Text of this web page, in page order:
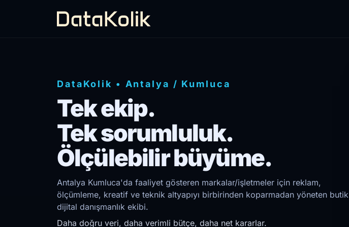
DataKolik • Antalya / Kumluca
Tek ekip.
Tek sorumluluk.
Ölçülebilir büyüme.
Antalya Kumluca'da faaliyet gösteren markalar/işletmeler için reklam,
ölçümleme, kreatif ve teknik altyapıyı birbirinden koparmadan yöneten butik
dijital danışmanlık ekibi.
Daha doğru veri, daha verimli bütçe, daha net kararlar.